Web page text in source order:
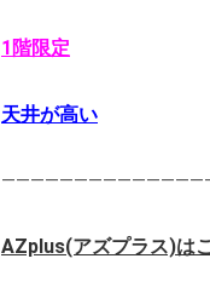
1階限定
天井が高い
AZplus(アズプラス)は